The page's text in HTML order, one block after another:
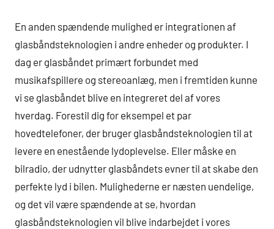
En anden spændende mulighed er integrationen af
glasbåndsteknologien i andre enheder og produkter. I
dag er glasbåndet primært forbundet med
musikafspillere og stereoanlæg, men i fremtiden kunne
vi se glasbåndet blive en integreret del af vores
hverdag. Forestil dig for eksempel et par
hovedtelefoner, der bruger glasbåndsteknologien til at
levere en enestående lydoplevelse. Eller måske en
bilradio, der udnytter glasbåndets evner til at skabe den
perfekte lyd i bilen. Mulighederne er næsten uendelige,
og det vil være spændende at se, hvordan
glasbåndsteknologien vil blive indarbejdet i vores